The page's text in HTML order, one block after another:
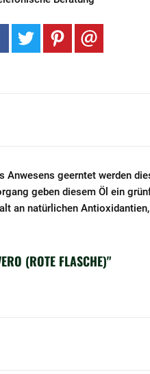
Anwesens geerntet werden
geben diesem Öl ein
an natürlichen
(ROTE FLASCHE)"